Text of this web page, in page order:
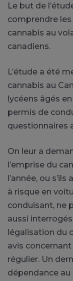
Le but de
comprendre
cannabis au
canadiens.
L’étude a été
cannabis au
lycéens âgés
permis de
questionnaires
On leur a
l’emprise du
l’année, ou
à risque en
conduisant, ne
aussi
légalisation du
avis concernant
régulier. Un
dépendance au